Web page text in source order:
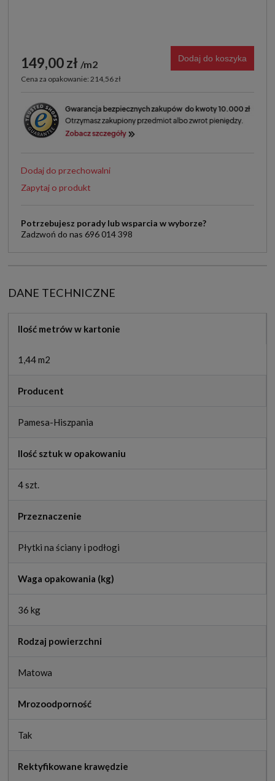
149,00 zł m2
Cena za opakowanie: 214,56 zł
Dodaj do koszyka
Dodaj do przechowalni
Zapytaj o produkt
Potrzebujesz porady lub wsparcia w wyborze?
Zadzwoń do nas 696 014 398
DANE TECHNICZNE
Ilość metrów w kartonie
1,44 m2
Producent
Pamesa-Hiszpania
Ilość sztuk w opakowaniu
4 szt.
Przeznaczenie
Płytki na ściany i podłogi
Waga opakowania (kg)
36 kg
Rodzaj powierzchni
Matowa
Mrozoodporność
Tak
Rektyfikowane krawędzie